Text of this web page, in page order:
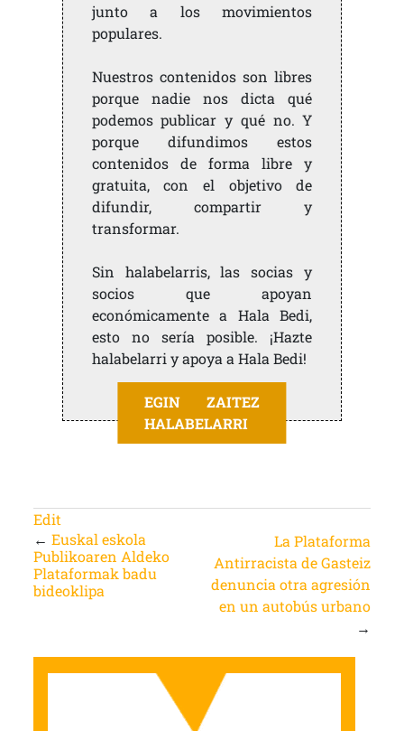
junto a los movimientos
populares.
Nuestros contenidos son libres
porque nadie nos dicta qué
podemos publicar y qué no. Y
porque difundimos estos
contenidos de forma libre y
gratuita, con el objetivo de
difundir, compartir y
transformar.
Sin halabelarris, las socias y
socios que apoyan
económicamente a Hala Bedi,
esto no sería posible. ¡Hazte
halabelarri y apoya a Hala Bedi!
EGIN ZAITEZ
HALABELARRI
Edit
← Euskal eskola
Publikoaren Aldeko
Plataformak badu
bideoklipa
La Plataforma
Antirracista de Gasteiz
denuncia otra agresión
en un autobús urbano
→